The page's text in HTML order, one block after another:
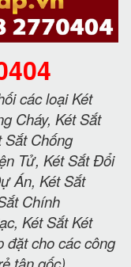
các loại Két
Cháy, Két Sắt
Sắt Chống
Tử, Két Sắt Đổi
Án, Két Sắt
Chính
Két Sắt Két
đặt cho các công
tận gốc)